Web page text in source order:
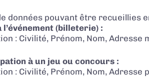
données pouvant être recueillies
(billeterie) :
: Civilité, Prénom, Nom, Adresse
à un jeu ou concours :
: Civilité, Prénom, Nom, Adresse